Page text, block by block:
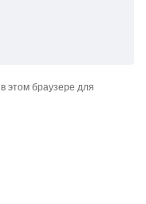
этом браузере для